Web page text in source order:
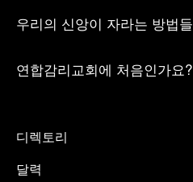
우리의 신앙이 자라는 방법들
연합감리교회에 처음인가요?
디렉토리
달력